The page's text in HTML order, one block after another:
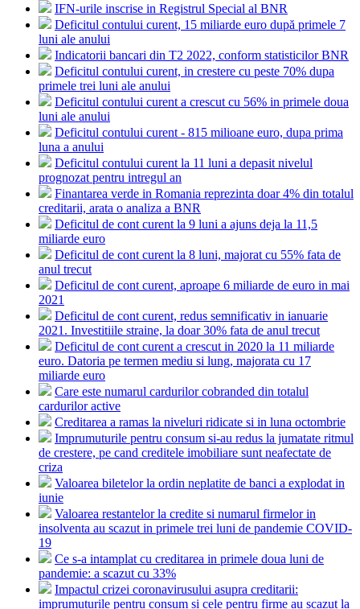
IFN-urile inscrise in Registrul Special al BNR
Deficitul contului curent, 15 miliarde euro după primele 7
luni ale anului
Indicatorii bancari din T2 2022, conform statisticilor BNR
Deficitul contului curent, in crestere cu peste 70% dupa
primele trei luni ale anului
Deficitul contului curent a crescut cu 56% in primele doua
luni ale anului
Deficitul contului curent - 815 milioane euro, dupa prima
luna a anului
Deficitul contului curent la 11 luni a depasit nivelul
prognozat pentru intregul an
Finantarea verde in Romania reprezinta doar 4% din totalul
creditarii, arata o analiza a BNR
Deficitul de cont curent la 9 luni a ajuns deja la 11,5
miliarde euro
Deficitul de cont curent la 8 luni, majorat cu 55% fata de
anul trecut
Deficitul de cont curent, aproape 6 miliarde de euro in mai
2021
Deficitul de cont curent, redus semnificativ in ianuarie
2021. Investitiile straine, la doar 30% fata de anul trecut
Deficitul de cont curent a crescut in 2020 la 11 miliarde
euro. Datoria pe termen mediu si lung, majorata cu 17
miliarde euro
Care este numarul cardurilor cobranded din totalul
cardurilor active
Creditarea a ramas la niveluri ridicate si in luna octombrie
Imprumuturile pentru consum si-au redus la jumatate ritmul
de crestere, pe cand creditele imobiliare sunt neafectate de
criza
Valoarea biletelor la ordin neplatite de banci a explodat in
iunie
Valoarea restantelor la credite si numarul firmelor in
insolventa au scazut in primele trei luni de pandemie COVID-
19
Ce s-a intamplat cu creditarea in primele doua luni de
pandemie: a scazut cu 33%
Impactul crizei coronavirusului asupra creditarii:
imprumuturile pentru consum si cele pentru firme au scazut la